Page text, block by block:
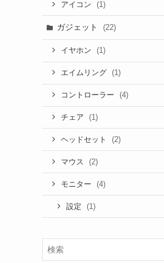
アイコン (1)
ガジェット (22)
イヤホン (1)
エイムリング (1)
コントローラー (4)
チェア (1)
ヘッドセット (2)
マウス (2)
モニター (4)
設定 (1)